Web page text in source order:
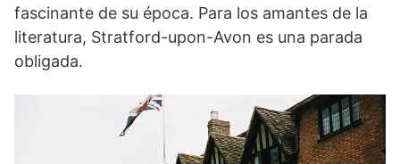
fascinante de su época. Para los amantes de la
literatura, Stratford-upon-Avon es una parada
obligada.